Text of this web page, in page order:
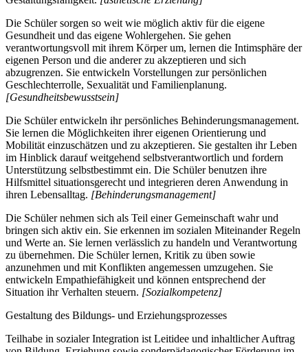
Die Schüler sorgen so weit wie möglich aktiv für die eigene
Gesundheit und das eigene Wohlergehen. Sie gehen
verantwortungsvoll mit ihrem Körper um, lernen die Intimsphäre der
eigenen Person und die anderer zu akzeptieren und sich
abzugrenzen. Sie entwickeln Vorstellungen zur persönlichen
Geschlechterrolle, Sexualität und Familienplanung.
[Gesundheitsbewusstsein]
Die Schüler entwickeln ihr persönliches Behinderungsmanagement.
Sie lernen die Möglichkeiten ihrer eigenen Orientierung und
Mobilität einzuschätzen und zu akzeptieren. Sie gestalten ihr Leben
im Hinblick darauf weitgehend selbstverantwortlich und fordern
Unterstützung selbstbestimmt ein. Die Schüler benutzen ihre
Hilfsmittel situationsgerecht und integrieren deren Anwendung in
ihren Lebensalltag. [Behinderungsmanagement]
Die Schüler nehmen sich als Teil einer Gemeinschaft wahr und
bringen sich aktiv ein. Sie erkennen im sozialen Miteinander Regeln
und Werte an. Sie lernen verlässlich zu handeln und Verantwortung
zu übernehmen. Die Schüler lernen, Kritik zu üben sowie
anzunehmen und mit Konflikten angemessen umzugehen. Sie
entwickeln Empathiefähigkeit und können entsprechend der
Situation ihr Verhalten steuern. [Sozialkompetenz]
Gestaltung des Bildungs- und Erziehungsprozesses
Teilhabe in sozialer Integration ist Leitidee und inhaltlicher Auftrag